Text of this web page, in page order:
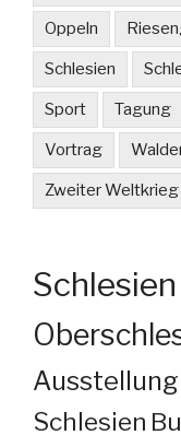
Oppeln
Schlesien
Sport Tagung
Vortrag
Zweiter Weltkrieg
Schlesien
Ausstellung
Schlesien